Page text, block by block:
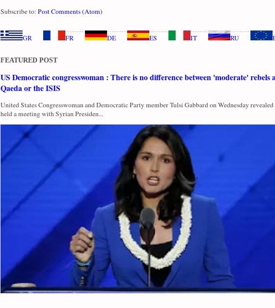
Subscribe to: Post Comments (Atom)
GR FR DE ES IT RU
FEATURED POST
US Democratic congresswoman : There is no difference between 'moderate' rebels
Qaeda or the ISIS
United States Congresswoman and Democratic Party member Tulsi Gabbard on Wednesday revealed
held a meeting with Syrian Presiden...